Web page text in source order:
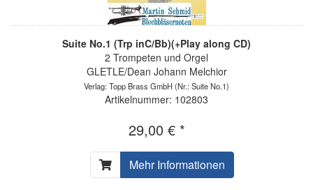
Suite No.1 (Trp inC/Bb)(+Play along CD)
2 Trompeten und Orgel
GLETLE/Dean Johann Melchior
Verlag: Topp Brass GmbH(Nr.: Suite No.1)
Artikelnummer: 102803
29,00 € *
Mehr Informationen